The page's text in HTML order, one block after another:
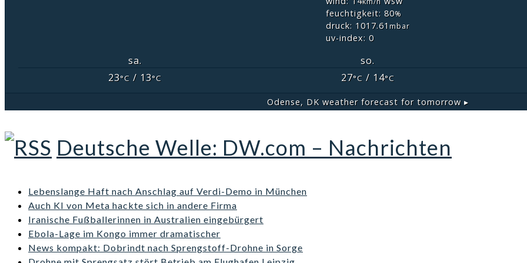
feuchtigkeit: 80%
druck: 1017.61 mbar
uv-index: 0
sa. so.
23°C / 13°C 27°C / 14°C
Odense, DK weather forecast for tomorrow ▸
Deutsche Welle: DW.com – Nachrichten
Lebenslange Haft nach Anschlag auf Verdi-Demo in München
Auch KI von Meta hackte sich in andere Firma
Iranische Fußballerinnen in Australien eingebürgert
Ebola-Lage im Kongo immer dramatischer
News kompakt: Dobrindt nach Sprengstoff-Drohne in Sorge